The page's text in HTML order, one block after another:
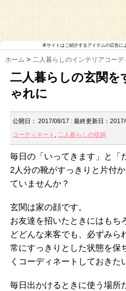
本サイトはご紹介するアイテムの広告に
ホーム > 二人暮らしのインテリアコーデ
二人暮らしの玄関を
ゃれに
公開日： 2017/08/17 : 最終更新日：
コーディネート , 二人暮らしの収納
毎日の「いってきます」と「
2人分の靴がすっきりと片付
ていませんか？
玄関は家の顔です。
お友達を招いたときにはもち
どどんな来客でも、必ずみら
常にすっきりとした状態を保
くコーディネートしておきた
毎日出かけるときに使う場所